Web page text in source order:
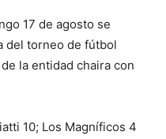
17 de agosto se
del torneo de fútbol
la entidad chaira con
10; Los Magníficos 4